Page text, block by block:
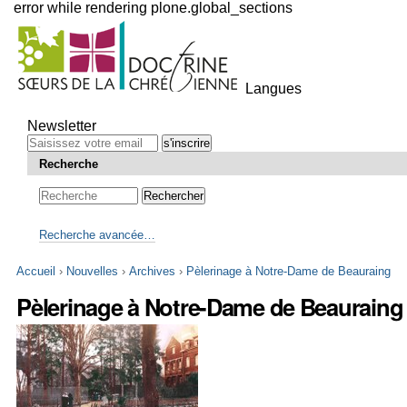
error while rendering plone.global_sections
Outils
personnels
Langues
au
contenu.
Aller
Newsletter
Recherche
Recherche avancée…
Accueil › Nouvelles ›Archives › Pèlerinage à Notre-Dame de Beauraing
Pèlerinage à Notre-Dame de Beauraing